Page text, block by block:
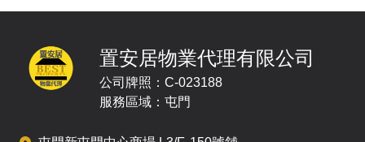
A
3房(1套)
$1,272.86萬
B
2房
已售
C
2房
置安居物業代理有限公司
公司牌照：C-023188
服務區域：屯門